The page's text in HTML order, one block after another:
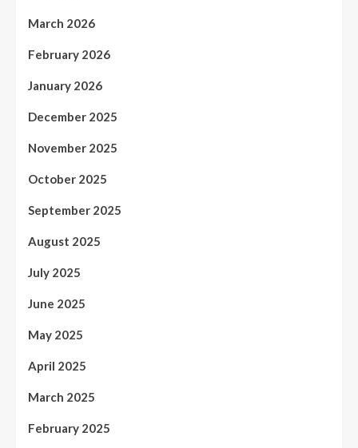
March 2026
February 2026
January 2026
December 2025
November 2025
October 2025
September 2025
August 2025
July 2025
June 2025
May 2025
April 2025
March 2025
February 2025